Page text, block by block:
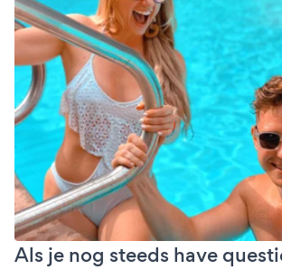
Als je nog steeds have